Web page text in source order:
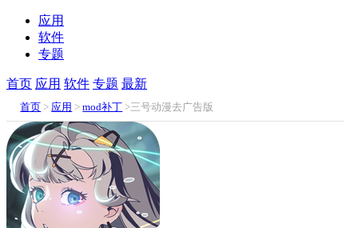
应用
软件
专题
首页 应用 软件 专题 最新
首页 > 应用 >mod补丁 >三号动漫去广告版